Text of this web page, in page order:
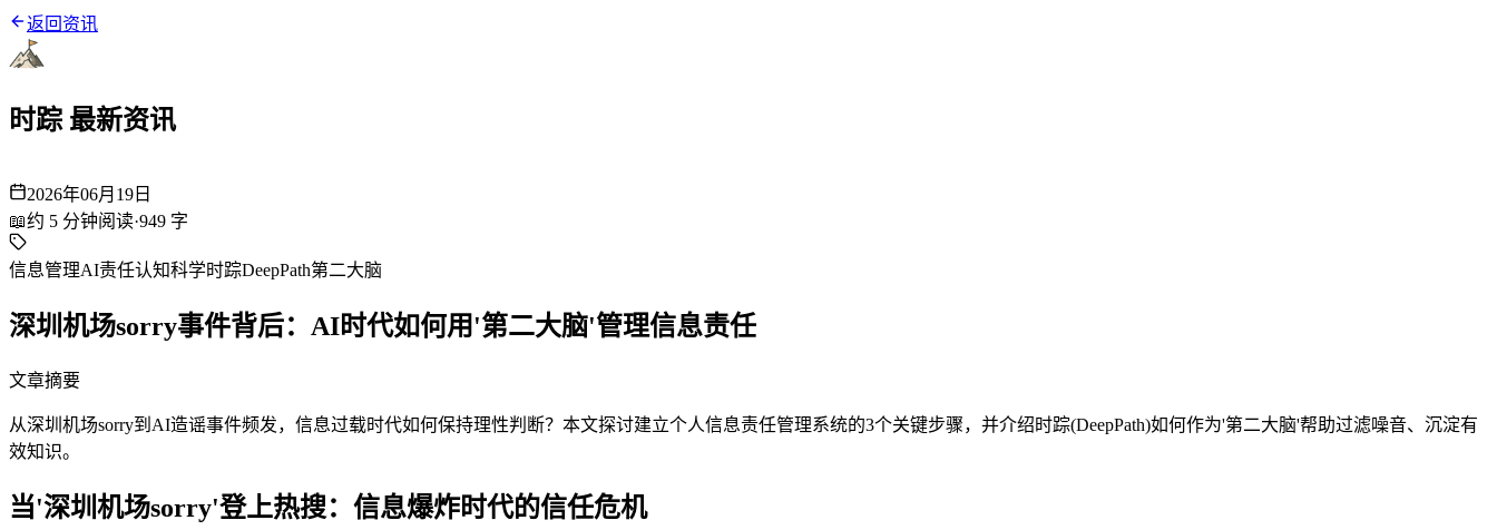
返回资讯
时踪 最新资讯
2026年06月19日
📖约 5 分钟阅读·949 字
信息管理AI责任认知科学时踪DeepPath第二大脑
深圳机场sorry事件背后：AI时代如何用'第二大脑'管理信息责任
文章摘要
从深圳机场sorry到AI造谣事件频发，信息过载时代如何保持理性判断？本文探讨建立个人信息责任管理系统的3个关键步骤，并介绍时踪(DeepPath)如何作为'第二大脑'帮助过滤噪音、沉淀有
效知识。
当'深圳机场sorry'登上热搜：信息爆炸时代的信任危机